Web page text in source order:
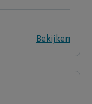
Bekijken